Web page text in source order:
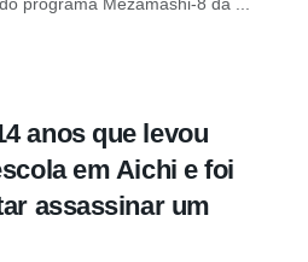
anos que levou
em Aichi e foi
assassinar um